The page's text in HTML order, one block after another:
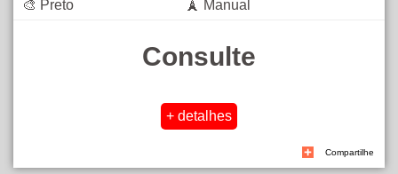
🎨 Preto 🗼 Manual
Consulte
Compartilhe